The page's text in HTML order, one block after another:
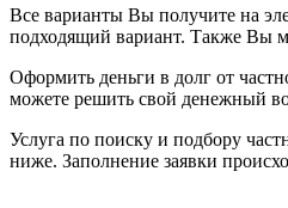
Все варианты Вы получите на
подходящий вариант. Также Вы
Оформить деньги в долг от
можете решить свой денежный
Услуга по поиску и подбору
ниже. Заполнение заявки